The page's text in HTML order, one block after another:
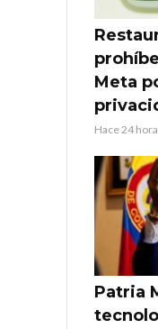
Meta
Hace 24
Patria